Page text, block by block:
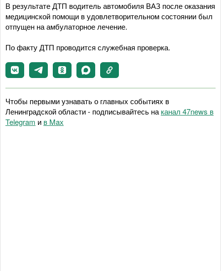
В результате ДТП водитель автомобиля ВАЗ после оказания
медицинской помощи в удовлетворительном состоянии был
отпущен на амбулаторное лечение.
По факту ДТП проводится служебная проверка.
Чтобы первыми узнавать о главных событиях в
Ленинградской области - подписывайтесь на канал 47news в
Telegram и в Maх